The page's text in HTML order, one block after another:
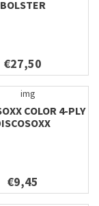
BOLSTER
€27,50
COLOR 4-PLY
€9,45